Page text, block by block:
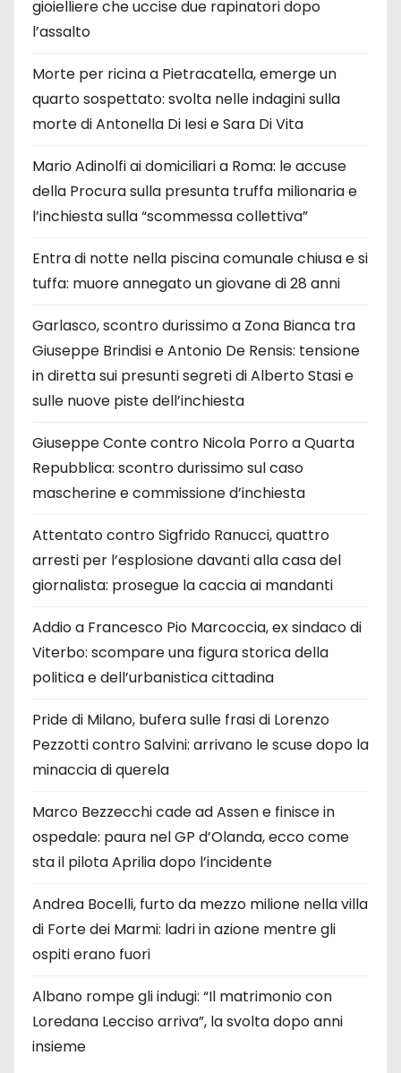
gioielliere che uccise due rapinatori dopo
l’assalto
Morte per ricina a Pietracatella, emerge un
quarto sospettato: svolta nelle indagini sulla
morte di Antonella Di Iesi e Sara Di Vita
Mario Adinolfi ai domiciliari a Roma: le accuse
della Procura sulla presunta truffa milionaria e
l’inchiesta sulla “scommessa collettiva”
Entra di notte nella piscina comunale chiusa e si
tuffa: muore annegato un giovane di 28 anni
Garlasco, scontro durissimo a Zona Bianca tra
Giuseppe Brindisi e Antonio De Rensis: tensione
in diretta sui presunti segreti di Alberto Stasi e
sulle nuove piste dell’inchiesta
Giuseppe Conte contro Nicola Porro a Quarta
Repubblica: scontro durissimo sul caso
mascherine e commissione d’inchiesta
Attentato contro Sigfrido Ranucci, quattro
arresti per l’esplosione davanti alla casa del
giornalista: prosegue la caccia ai mandanti
Addio a Francesco Pio Marcoccia, ex sindaco di
Viterbo: scompare una figura storica della
politica e dell’urbanistica cittadina
Pride di Milano, bufera sulle frasi di Lorenzo
Pezzotti contro Salvini: arrivano le scuse dopo la
minaccia di querela
Marco Bezzecchi cade ad Assen e finisce in
ospedale: paura nel GP d’Olanda, ecco come
sta il pilota Aprilia dopo l’incidente
Andrea Bocelli, furto da mezzo milione nella villa
di Forte dei Marmi: ladri in azione mentre gli
ospiti erano fuori
Albano rompe gli indugi: “Il matrimonio con
Loredana Lecciso arriva”, la svolta dopo anni
insieme